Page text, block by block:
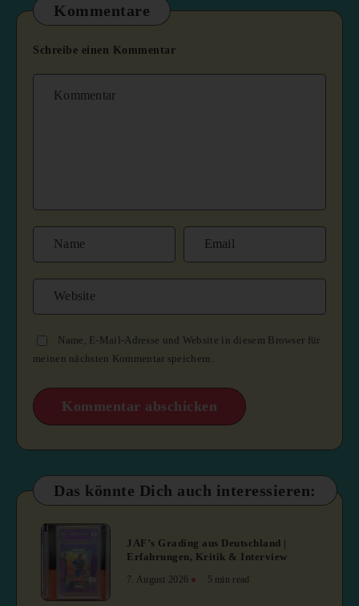
Kommentare
Schreibe einen Kommentar
Name, E-Mail-Adresse und Website in diesem Browser für
meinen nächsten Kommentar speichern.
Das könnte Dich auch interessieren:
1
JAF’s Grading aus Deutschland |
Erfahrungen, Kritik & Interview
7. August 2026 5 min read